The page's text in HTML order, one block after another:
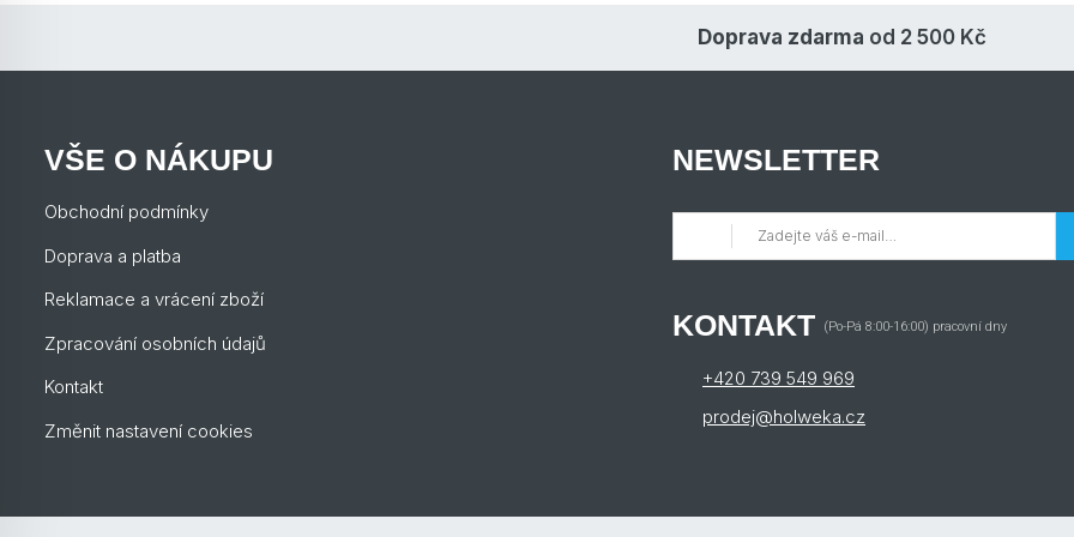
Doprava zdarma od 2 500 Kč
VŠE O NÁKUPU
Obchodní podmínky
Doprava a platba
Reklamace a vrácení zboží
Zpracování osobních údajů
Kontakt
Změnit nastavení cookies
NEWSLETTER
KONTAKT (Po-Pá 8:00-16:00) pracovní dny
+420 739 549 969
prodej@holweka.cz